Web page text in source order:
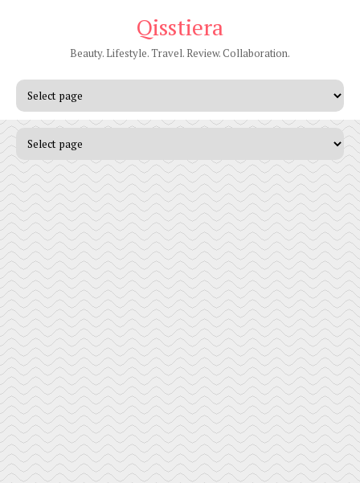
Qisstiera
Beauty. Lifestyle. Travel. Review. Collaboration.